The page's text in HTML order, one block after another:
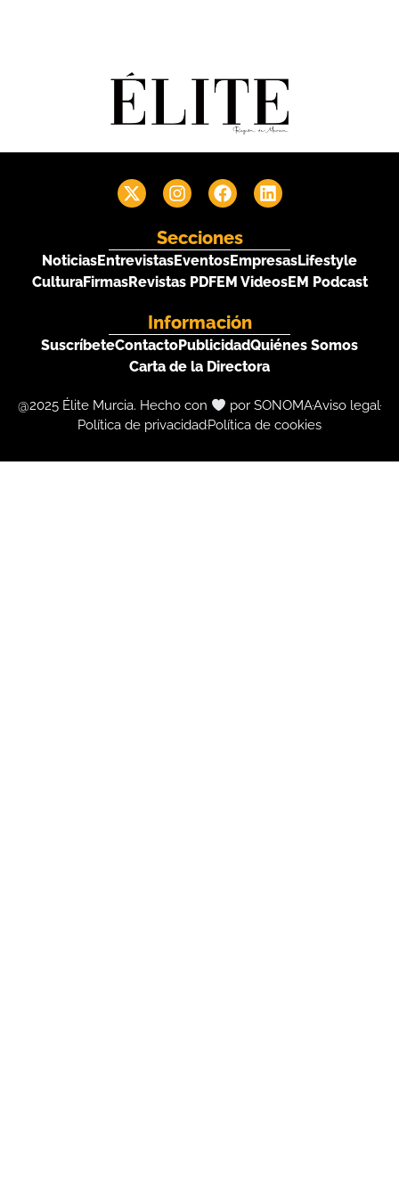
Secciones
NoticiasEntrevistasEventosEmpresasLifestyle
CulturaFirmasRevistas PDFEM VideosEM Podcast
Información
SuscríbeteContactoPublicidadQuiénes Somos
Carta de la Directora
@2025 Élite Murcia. Hecho con por SONOMAAviso legal
Política de privacidadPolítica de cookies